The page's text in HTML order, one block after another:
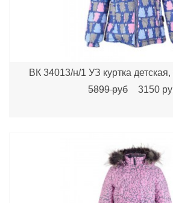
ВК 34013/н/1 УЗ куртка
5899 руб
3150